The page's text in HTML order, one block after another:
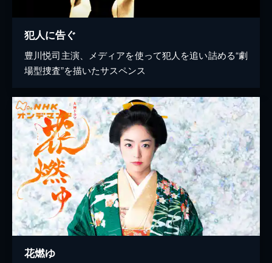
犯人に告ぐ
豊川悦司主演、メディアを使って犯人を追い詰める“劇
場型捜査”を描いたサスペンス
花燃ゆ